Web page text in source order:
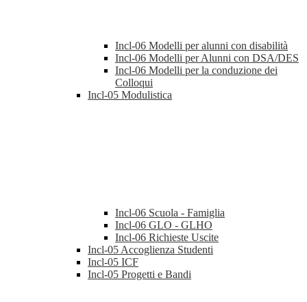
Incl-06 Modelli per alunni con disabilità
Incl-06 Modelli per Alunni con DSA/DES
Incl-06 Modelli per la conduzione dei
Colloqui
Incl-05 Modulistica
Incl-06 Scuola - Famiglia
Incl-06 GLO - GLHO
Incl-06 Richieste Uscite
Incl-05 Accoglienza Studenti
Incl-05 ICF
Incl-05 Progetti e Bandi